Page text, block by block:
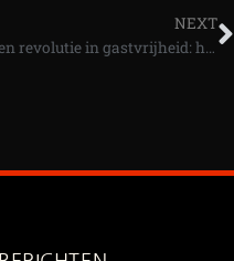
NEXT
Een revolutie in gastvrijheid: het moderne horeca kassasysteem